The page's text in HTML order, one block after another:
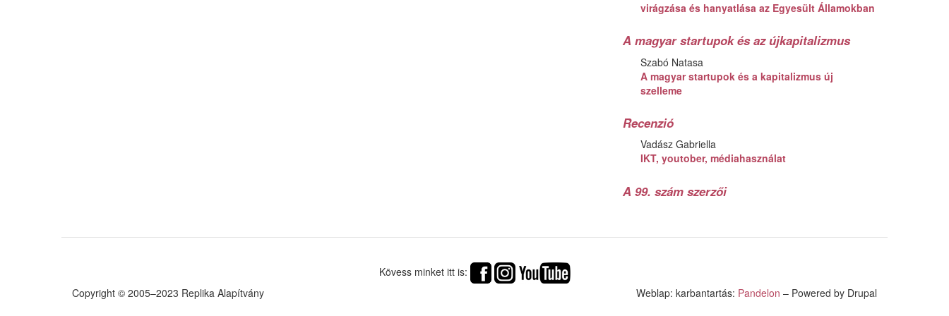
virágzása és hanyatlása az Egyesült Államokban
A magyar startupok és az újkapitalizmus
Szabó Natasa
A magyar startupok és a kapitalizmus új
szelleme
Recenzió
Vadász Gabriella
IKT, youtober, médiahasználat
A 99. szám szerzői
Kövess minket itt is:
Copyright © 2005–2023 Replika Alapítvány
Weblap: karbantartás: Pandelon – Powered by Drupal